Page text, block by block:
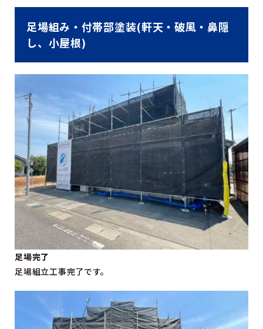
足場組み・付帯部塗装(軒天・破風・鼻隠
し、小屋根)
足場完了
足場組立工事完了です。